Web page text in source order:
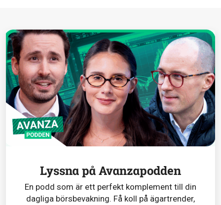
Lyssna på Avanzapodden
En podd som är ett perfekt komplement till din
dagliga börsbevakning. Få koll på ägartrender,